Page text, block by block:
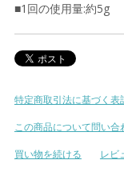
■1回の使用量:約5g
特定商取引法に基づく表
この商品について問い合
買い物を続ける
レビ